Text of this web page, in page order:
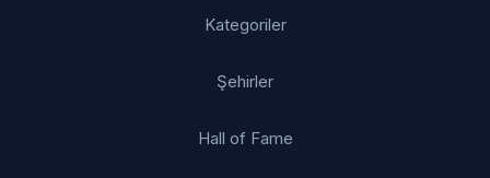
Kategoriler
Şehirler
Hall of Fame